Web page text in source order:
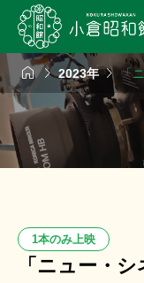
2023年「
1本のみ上映
「ニュー・